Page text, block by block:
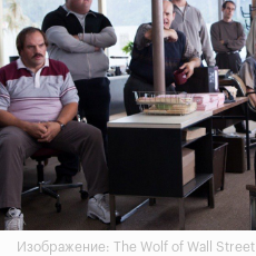
Изображение: The Wolf of Wall Street